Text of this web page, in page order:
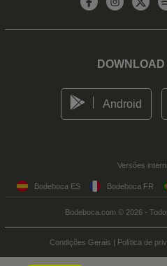
Android
Versões
Bodeboca ES Bodeboca FR
Bodeboca.com © 2026 -
Condições Gerais | Política de